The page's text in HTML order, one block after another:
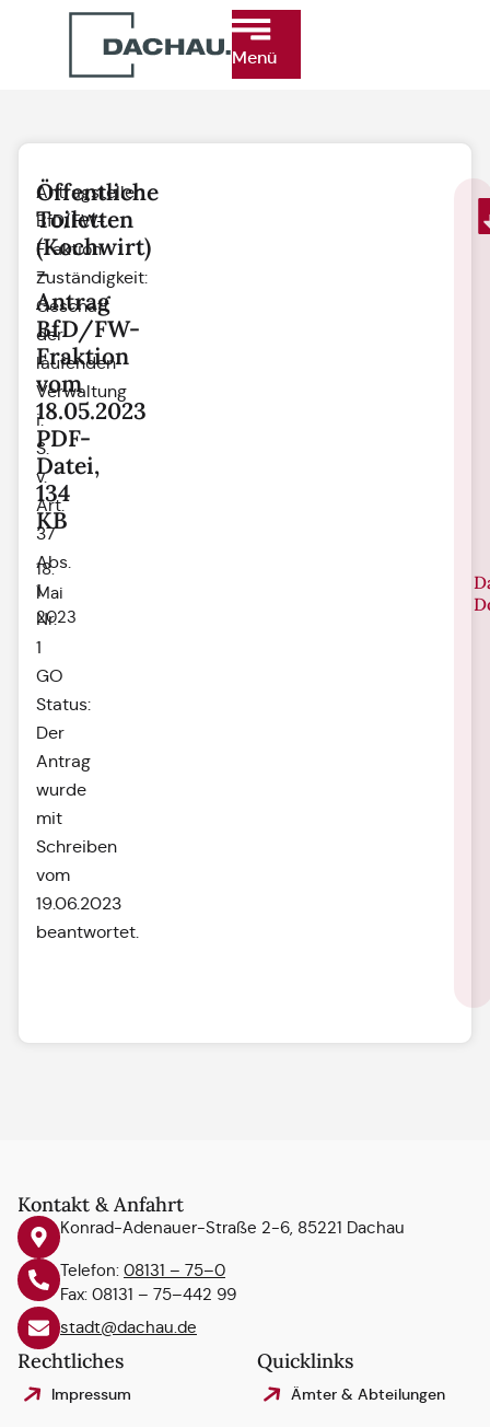
Menü
18.
Mai
2023
Öffentliche
Toiletten
(Kochwirt)
–
Antrag
BfD/FW-
Fraktion
vom
18.05.2023
PDF-
Datei,
134
KB
Antragsteller:
BfD/FW-
Fraktion
Zuständigkeit:
Geschäft
der
laufenden
Verwaltung
i.
S.
v.
Art.
37
Abs.
1
Nr.
1
GO
Status:
Der
Antrag
wurde
mit
Schreiben
vom
19.06.2023
beantwortet.
Kontakt & Anfahrt
Konrad-Adenauer-Straße 2-6, 85221 Dachau
Telefon: 08131 – 75–0
Fax: 08131 – 75–442 99
stadt@dachau.de
Rechtliches
Impressum
Quicklinks
Ämter & Abteilungen